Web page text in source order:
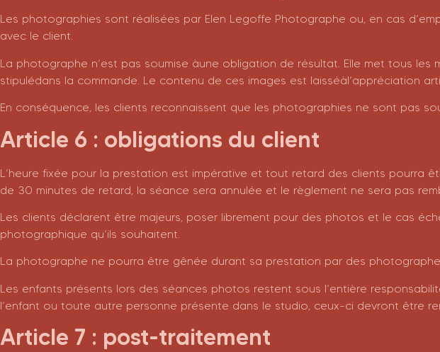
Les photographies sont réalisées par Elen Legoffe Photographe ou, en cas
avec le client.
La photographe n’est pas soumise àune obligation de résultat. Elle met tous
stipulédans la commande. Le contenu de ces images est laisséàl’appréciation
En conséquence, les clients reconnaissent que les photographies ne sont pas
Article 6 : obligations du client
L’heure fixée pour la prestation est impérative et tout retard des clients pourra
de 30 minutes de retard, la séance sera annulée et le règlement ne sera pas
Les clients déclarent être majeurs, poser librement pour des photos et le cas
photographique qu’ils souhaitent.
La photographe ne pourra être gênée durant sa prestation par des
Les enfants présents lors des séances photos restent sous l’entière
l’enfant ou toute autre personne présente dans le studio, ceux-ci devront être
Article 7 : post-traitement